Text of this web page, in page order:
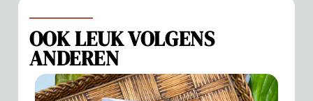
OOK LEUK VOLGENS
ANDEREN